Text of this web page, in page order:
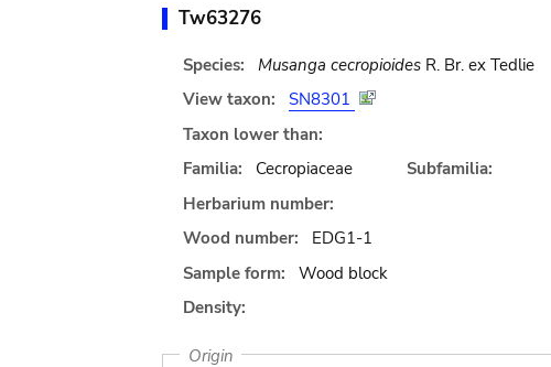
Tw63276
Species: Musanga cecropioidesR. Br. ex Tedlie
View taxon:
SN8301
Taxon lower than:
Familia:
Cecropiaceae
Subfamilia:
Herbarium number:
Wood number:
EDG1-1
Sample form:
Wood block
Density:
Origin